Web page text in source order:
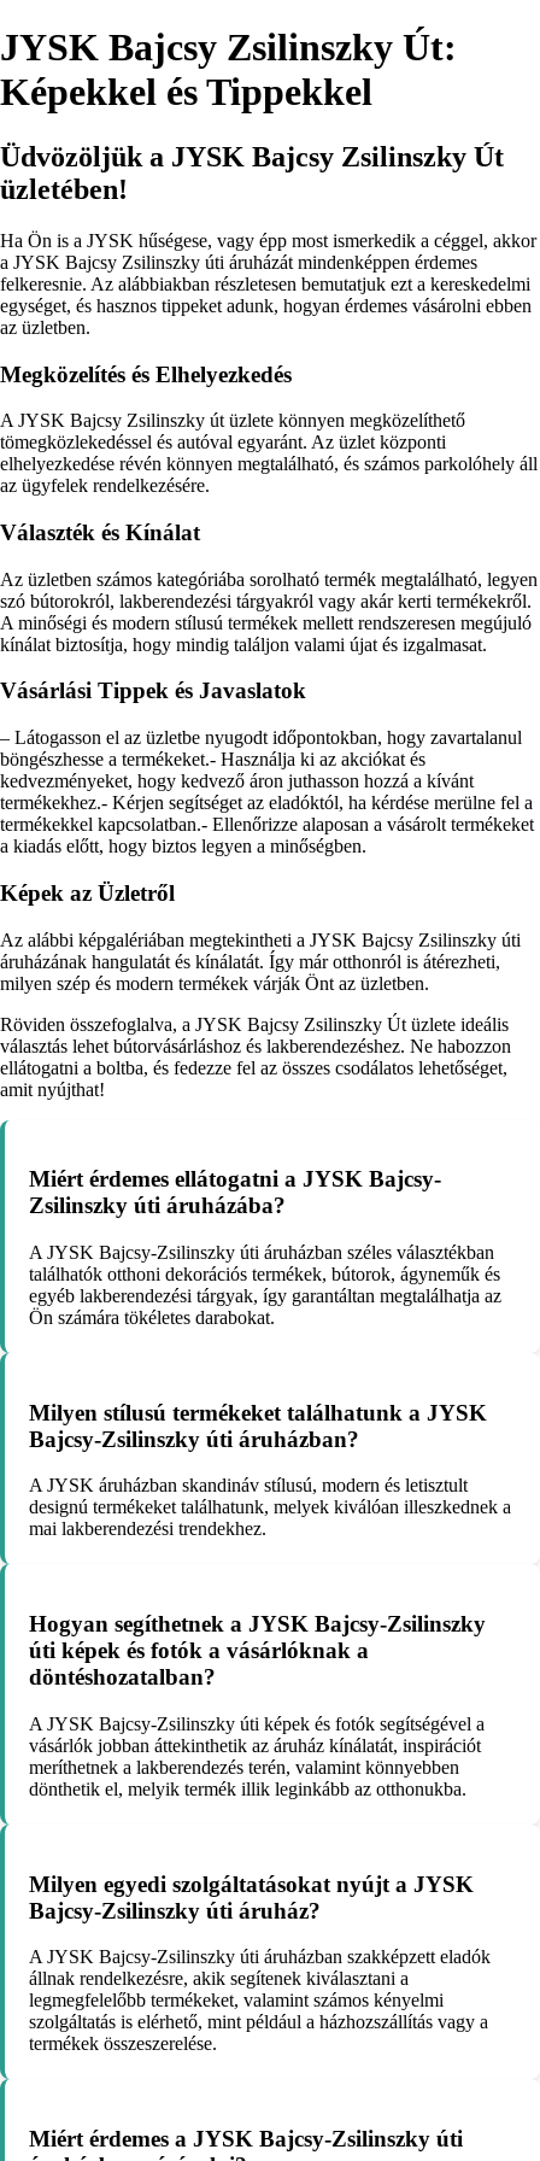
JYSK Bajcsy Zsilinszky Út:
Képekkel és Tippekkel
Üdvözöljük a JYSK Bajcsy Zsilinszky Út
üzletében!
Ha Ön is a JYSK hűségese, vagy épp most ismerkedik a céggel, akkor
a JYSK Bajcsy Zsilinszky úti áruházát mindenképpen érdemes
felkeresnie. Az alábbiakban részletesen bemutatjuk ezt a kereskedelmi
egységet, és hasznos tippeket adunk, hogyan érdemes vásárolni ebben
az üzletben.
Megközelítés és Elhelyezkedés
A JYSK Bajcsy Zsilinszky út üzlete könnyen megközelíthető
tömegközlekedéssel és autóval egyaránt. Az üzlet központi
elhelyezkedése révén könnyen megtalálható, és számos parkolóhely áll
az ügyfelek rendelkezésére.
Választék és Kínálat
Az üzletben számos kategóriába sorolható termék megtalálható, legyen
szó bútorokról, lakberendezési tárgyakról vagy akár kerti termékekről.
A minőségi és modern stílusú termékek mellett rendszeresen megújuló
kínálat biztosítja, hogy mindig találjon valami újat és izgalmasat.
Vásárlási Tippek és Javaslatok
– Látogasson el az üzletbe nyugodt időpontokban, hogy zavartalanul
böngészhesse a termékeket.- Használja ki az akciókat és
kedvezményeket, hogy kedvező áron juthasson hozzá a kívánt
termékekhez.- Kérjen segítséget az eladóktól, ha kérdése merülne fel a
termékekkel kapcsolatban.- Ellenőrizze alaposan a vásárolt termékeket
a kiadás előtt, hogy biztos legyen a minőségben.
Képek az Üzletről
Az alábbi képgalériában megtekintheti a JYSK Bajcsy Zsilinszky úti
áruházának hangulatát és kínálatát. Így már otthonról is átérezheti,
milyen szép és modern termékek várják Önt az üzletben.
Röviden összefoglalva, a JYSK Bajcsy Zsilinszky Út üzlete ideális
választás lehet bútorvásárláshoz és lakberendezéshez. Ne habozzon
ellátogatni a boltba, és fedezze fel az összes csodálatos lehetőséget,
amit nyújthat!
Miért érdemes ellátogatni a JYSK Bajcsy-
Zsilinszky úti áruházába?
A JYSK Bajcsy-Zsilinszky úti áruházban széles választékban
találhatók otthoni dekorációs termékek, bútorok, ágyneműk és
egyéb lakberendezési tárgyak, így garantáltan megtalálhatja az
Ön számára tökéletes darabokat.
Milyen stílusú termékeket találhatunk a JYSK
Bajcsy-Zsilinszky úti áruházban?
A JYSK áruházban skandináv stílusú, modern és letisztult
designú termékeket találhatunk, melyek kiválóan illeszkednek a
mai lakberendezési trendekhez.
Hogyan segíthetnek a JYSK Bajcsy-Zsilinszky
úti képek és fotók a vásárlóknak a
döntéshozatalban?
A JYSK Bajcsy-Zsilinszky úti képek és fotók segítségével a
vásárlók jobban áttekinthetik az áruház kínálatát, inspirációt
meríthetnek a lakberendezés terén, valamint könnyebben
dönthetik el, melyik termék illik leginkább az otthonukba.
Milyen egyedi szolgáltatásokat nyújt a JYSK
Bajcsy-Zsilinszky úti áruház?
A JYSK Bajcsy-Zsilinszky úti áruházban szakképzett eladók
állnak rendelkezésre, akik segítenek kiválasztani a
legmegfelelőbb termékeket, valamint számos kényelmi
szolgáltatás is elérhető, mint például a házhozszállítás vagy a
termékek összeszerelése.
Miért érdemes a JYSK Bajcsy-Zsilinszky úti